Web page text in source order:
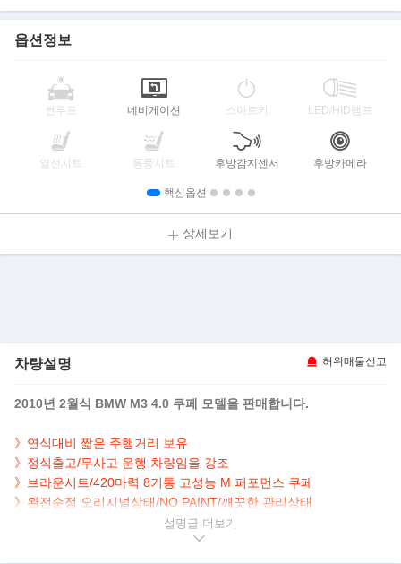
옵션정보
썬루프 네비게이션 스마트키 LED/HID램프
열선시트 통풍시트 후방감지센서 후방카메라
핵심옵션
상세보기
차량설명 허위매물신고
2010년 2월식 BMW M3 4.0 쿠페 모델을 판매합니다.
》연식대비 짧은 주행거리 보유
》정식출고/무사고 운행 차량임을 강조
》브라운시트/420마력 8기통 고성능 M 퍼포먼스 쿠페
》 완전순정 오리지널상태/NO PAINT/깨끗한 관리상태
설명글